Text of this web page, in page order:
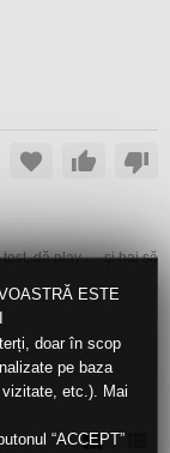
ESTE
doar în scop
pe baza
vizitate, etc.). Mai
“ACCEPT”
test, dă play — și hai să